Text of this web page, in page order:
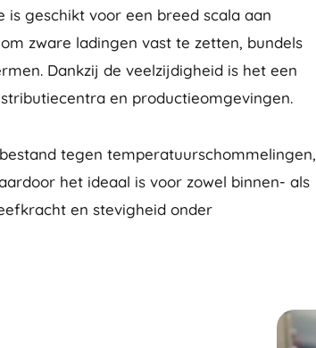
geschikt voor een breed scala aan
zware ladingen vast te zetten, bundels
Dankzij de veelzijdigheid is het een
en productieomgevingen.
tegen temperatuurschommelingen,
het ideaal is voor zowel binnen- als
en stevigheid onder